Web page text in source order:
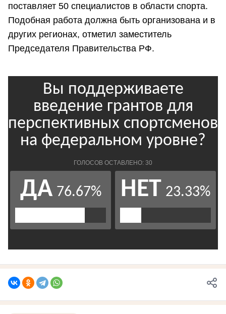
поставляет 50 специалистов в области спорта.
Подобная работа должна быть организована и в
других регионах, отметил заместитель
Председателя Правительства РФ.